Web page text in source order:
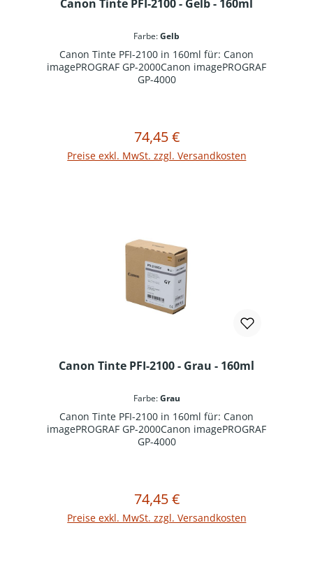
Canon Tinte PFI-2100 - Gelb - 160ml
Farbe:Gelb
Canon Tinte PFI-2100 in 160ml für: Canon
imagePROGRAF GP-2000Canon imagePROGRAF
GP-4000
Regulärer Preis:
74,45 €
Preise exkl. MwSt. zzgl. Versandkosten
In den Warenkorb
Canon Tinte PFI-2100 - Grau - 160ml
Farbe:Grau
Canon Tinte PFI-2100 in 160ml für: Canon
imagePROGRAF GP-2000Canon imagePROGRAF
GP-4000
Regulärer Preis:
74,45 €
Preise exkl. MwSt. zzgl. Versandkosten
In den Warenkorb